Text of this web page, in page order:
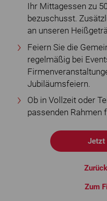
Ihr Mittagessen zu
bezuschusst.
an unseren
Feiern Sie die
regelmäßig bei
Jubiläumsfeiern.
Ob in Vollzeit oder
passenden Rahmen
Jetzt
Zum